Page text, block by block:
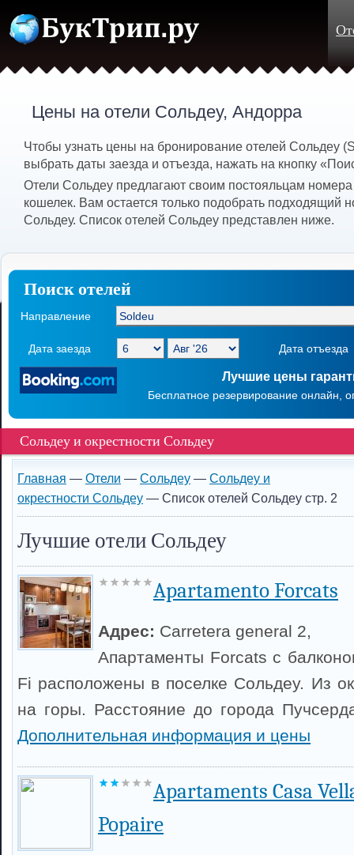
Цены на отели Сольдеу, Андорра
Чтобы узнать цены на бронирование отелей Сольдеу
выбрать даты заезда и отъезда, нажать на кнопку
Отели Сольдеу предлагают своим постояльцам
кошелек. Вам остается только подобрать подходящий
Сольдеу. Список отелей Сольдеу представлен ниже.
Поиск отелей
Направление
Дата заезда Дата отъезда
Лучшие цены
Бесплатное резервирование онлайн,
Сольдеу и окрестности Сольдеу
Главная — Отели — Сольдеу — Сольдеу и
окрестности Сольдеу — Список отелей Сольдеу стр. 2
Лучшие отели Сольдеу
Apartamento Forcats
Адрес: Carretera general 2,
Апартаменты Forcats с
Fi расположены в поселке Сольдеу. Из
на горы. Расстояние до города
Дополнительная информация и цены
Apartaments Casa
Popaire